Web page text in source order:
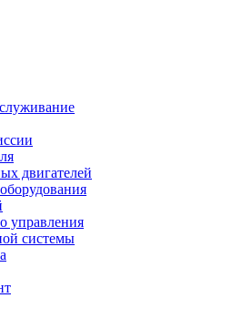
двигателей
управления
системы